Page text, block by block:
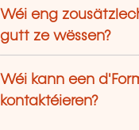
Wéi eng
gutt ze wëssen?
Wéi kann een
kontaktéieren?